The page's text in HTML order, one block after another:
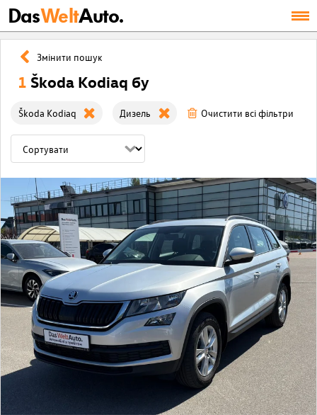
DasWeltAuto.
Змінити пошук
1 Škoda Kodiaq бу
Škoda Kodiaq Дизель Очистити всі фільтри